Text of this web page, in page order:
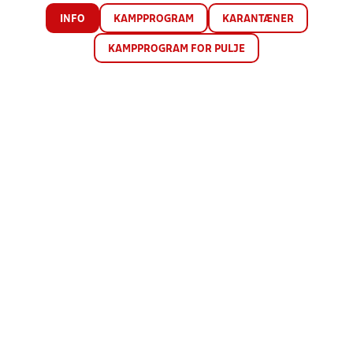
INFO KAMPPROGRAM KARANTÆNER
KAMPPROGRAM FOR PULJE